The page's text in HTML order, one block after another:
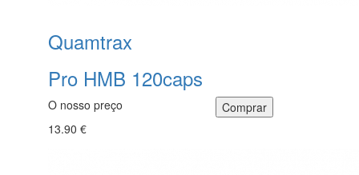
Quamtrax
Pro HMB 120caps
O nosso preço
13.90 €